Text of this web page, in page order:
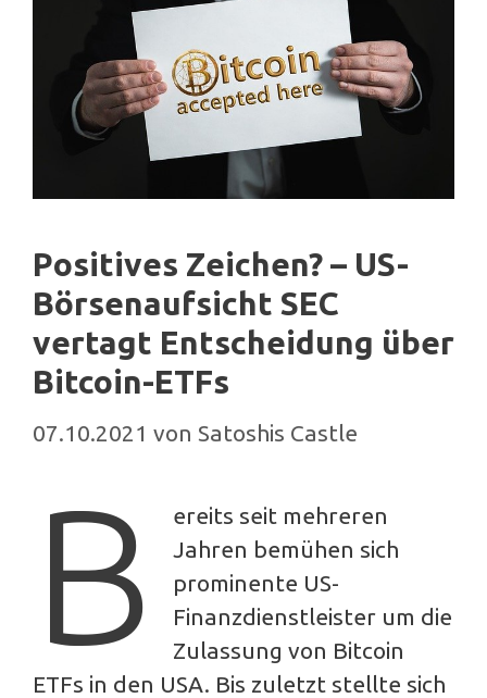
Positives Zeichen? – US-
Börsenaufsicht SEC
vertagt Entscheidung über
Bitcoin-ETFs
07.10.2021 von Satoshis Castle
B
ereits seit mehreren
Jahren bemühen sich
prominente US-
Finanzdienstleister um die
Zulassung von Bitcoin
ETFs in den USA. Bis zuletzt stellte sich